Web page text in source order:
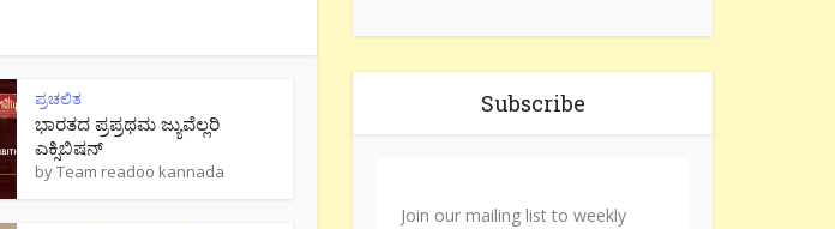
ಪ್ರಚಲಿತ
ಭಾರತದ ಪ್ರಪ್ರಥಮ ಜ್ಯುವೆಲ್ಲರಿ
ಎಕ್ಸಿಬಿಷನ್
byTeam readoo kannada
Subscribe
Join our mailing list to weekly